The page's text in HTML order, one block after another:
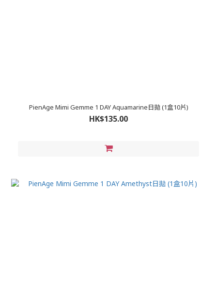
PienAge Mimi Gemme 1 DAY Aquamarine日拋 (1盒10片)
HK$135.00